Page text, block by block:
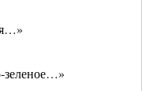
зеленое…»